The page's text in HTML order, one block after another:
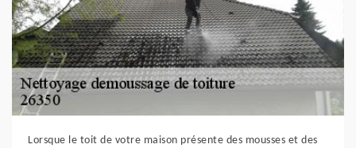
Lorsque le toit de votre maison présente des mousses et des